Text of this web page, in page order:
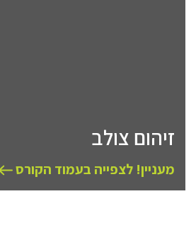
זיהום צולב
מעניין! לצפייה בעמוד הקורס